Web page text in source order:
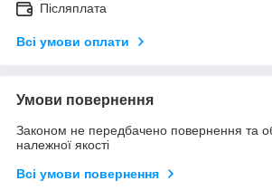
Післяплата
Всі умови оплати
Умови повернення
Законом не передбачено повернення та
належної якості
Всі умови повернення